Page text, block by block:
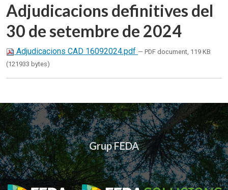
Adjudicacions definitives del
30 de setembre de 2024
Adjudicacions CAD 16092024.pdf — PDF document, 119 KB
(121933 bytes)
Grup FEDA